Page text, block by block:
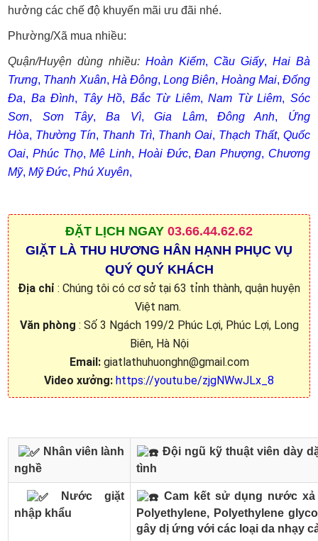
hưởng các chế độ khuyến mãi ưu đãi nhé.
Phường/Xã mua nhiều:
Quận/Huyện dùng nhiều:Hoàn Kiếm, Cầu Giấy, Hai Bà
Trưng, Thanh Xuân, Hà Đông,Long Biên, Hoàng Mai, Đống
Đa, Ba Đình, Tây Hồ, Bắc Từ Liêm,Nam Từ Liêm, Sóc
Sơn, Sơn Tây,Ba Vì,Gia Lâm,Đông Anh, Ứng
Hòa, Thường Tín, Thanh Trì, Thanh Oai, Thạch Thất, Quốc
Oai, Phúc Thọ,Mê Linh, Hoài Đức,Đan Phượng, Chương
Mỹ,Mỹ Đức,Phú Xuyên,
ĐẶT LỊCH NGAY 03.66.44.62.62
GIẶT LÀ THU HƯƠNG HÂN HẠNH PHỤC VỤ
QUÝ QUÝ KHÁCH
Địa chỉ : Chúng tôi có cơ sở tại 63 tỉnh thành, quận huyện
Việt nam.
Văn phòng : Số 3 Ngách 199/2 Phúc Lợi, Phúc Lợi, Long
Biên, Hà Nội
Email:giatlathuhuonghn@gmail.com
Video xưởng: https://youtu.be/zjgNWwJLx_8
Nhân viên lành
nghề
Đội ngũ kỹ thuật viên dày
tình
Nước giặt
nhập khẩu
Cam kết sử dụng nước
Polyethylene, Polyethylene
gây dị ứng với các loại da nhạy